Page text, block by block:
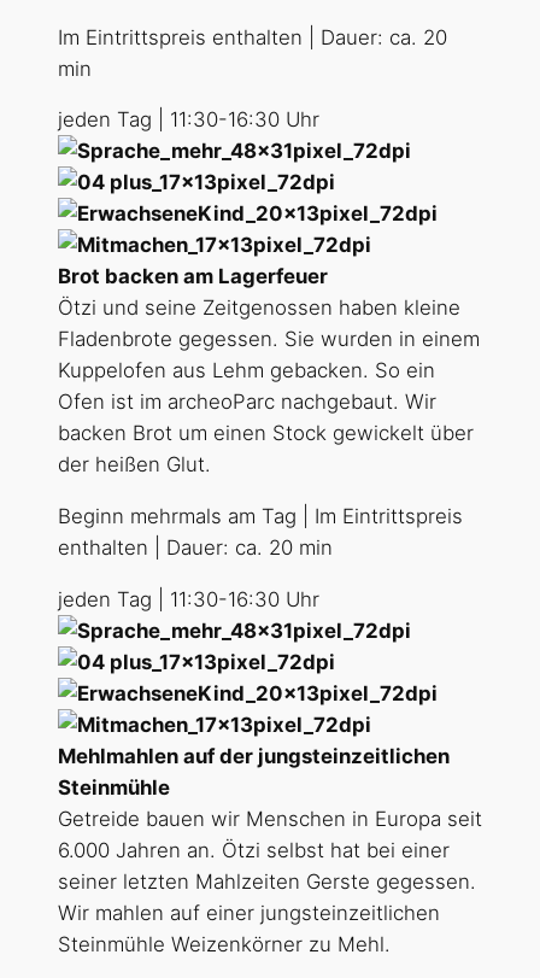
Im Eintrittspreis enthalten | Dauer: ca. 20
min
jeden Tag | 11:30-16:30 Uhr
Brot backen am Lagerfeuer
Ötzi und seine Zeitgenossen haben kleine
Fladenbrote gegessen. Sie wurden in einem
Kuppelofen aus Lehm gebacken. So ein
Ofen ist im archeoParc nachgebaut. Wir
backen Brot um einen Stock gewickelt über
der heißen Glut.
Beginn mehrmals am Tag | Im Eintrittspreis
enthalten | Dauer: ca. 20 min
jeden Tag | 11:30-16:30 Uhr
Mehlmahlen auf der jungsteinzeitlichen
Steinmühle
Getreide bauen wir Menschen in Europa seit
6.000 Jahren an. Ötzi selbst hat bei einer
seiner letzten Mahlzeiten Gerste gegessen.
Wir mahlen auf einer jungsteinzeitlichen
Steinmühle Weizenkörner zu Mehl.